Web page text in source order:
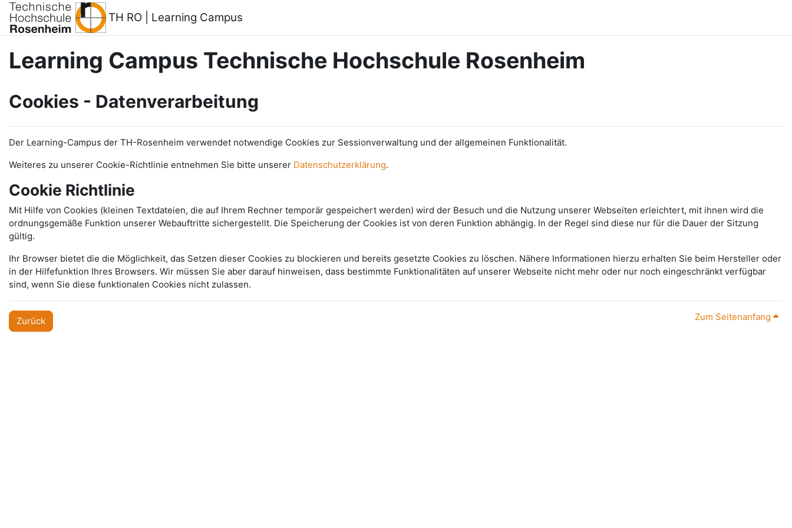
Zum Hauptinhalt
TH RO | Learning Campus
Learning Campus Technische Hochschule Rosenheim
Cookies - Datenverarbeitung
Der Learning-Campus der TH-Rosenheim verwendet notwendige Cookies zur Sessionverwaltung und der allgemeinen Funktionalität.
Weiteres zu unserer Cookie-Richtlinie entnehmen Sie bitte unserer Datenschutzerklärung.
Cookie Richtlinie
Mit Hilfe von Cookies (kleinen Textdateien, die auf Ihrem Rechner temporär gespeichert werden) wird der Besuch und die Nutzung unserer Webseiten erleichtert, mit ihnen wird die
ordnungsgemäße Funktion unserer Webauftritte sichergestellt. Die Speicherung der Cookies ist von deren Funktion abhängig. In der Regel sind diese nur für die Dauer der Sitzung
gültig.
Ihr Browser bietet die die Möglichkeit, das Setzen dieser Cookies zu blockieren und bereits gesetzte Cookies zu löschen. Nähere Informationen hierzu erhalten Sie beim Hersteller oder
in der Hilfefunktion Ihres Browsers. Wir müssen Sie aber darauf hinweisen, dass bestimmte Funktionalitäten auf unserer Webseite nicht mehr oder nur noch eingeschränkt verfügbar
sind, wenn Sie diese funktionalen Cookies nicht zulassen.
Zurück Zum Seitenanfang